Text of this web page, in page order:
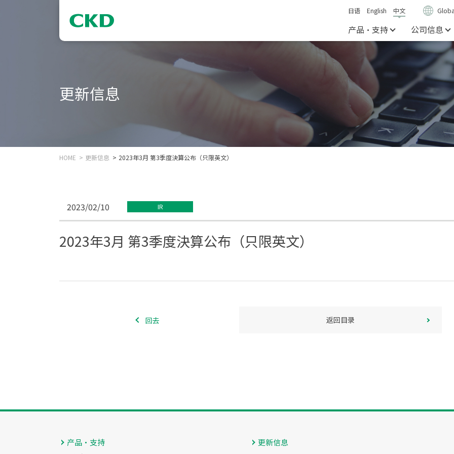
日语 English 中文
产品・支持 公司信息
更新信息
HOME 更新信息 2023年3月 第3季度決算公布（只限英文）
2023/02/10 IR
2023年3月 第3季度決算公布（只限英文）
回去 返回目录
产品・支持 更新信息